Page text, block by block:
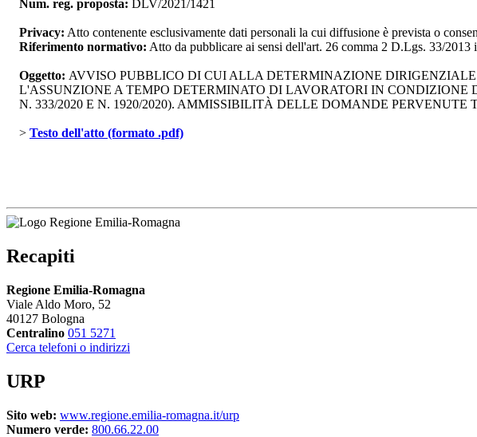
Num. reg. proposta: DLV/2021/1421
Privacy: Atto contenente esclusivamente dati personali la cui diffusione è prevista o
Riferimento normativo: Atto da pubblicare ai sensi dell'art. 26 comma 2 D.Lgs. 33/
Oggetto: AVVISO PUBBLICO DI CUI ALLA DETERMINAZIONE DIRIGENZIALE
L'ASSUNZIONE A TEMPO DETERMINATO DI LAVORATORI IN
N. 333/2020 E N. 1920/2020). AMMISSIBILITÀ DELLE DOMANDE PERVENUTE
> Testo dell'atto (formato .pdf)
Recapiti
Regione Emilia-Romagna
Viale Aldo Moro, 52
40127 Bologna
Centralino 051 5271
Cerca telefoni o indirizzi
URP
Sito web: www.regione.emilia-romagna.it/urp
Numero verde: 800.66.22.00